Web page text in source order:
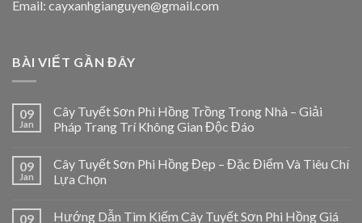
Email: cayxanhgianguyen@gmail.com
BÀI VIẾT GẦN ĐÂY
09
Jan
Cây Tuyết Sơn Phi Hồng Trồng Trong Nhà – Giải
Pháp Trang Trí Không Gian Độc Đáo
09
Jan
Cây Tuyết Sơn Phi Hồng Đẹp – Đặc Điểm Và Tiêu Chí
Lựa Chọn
09 Hướng Dẫn Tìm Kiếm Cây Tuyết Sơn Phi Hồng Giá